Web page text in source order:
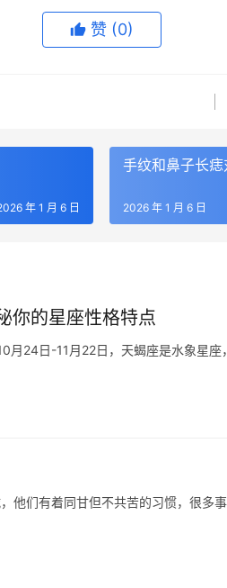
赞 (0)
年 1 月 6 日
手纹和鼻子长痣
2026 年 1 月 6 日
你的星座性格特点
他们有着同甘但不共苦的习惯，很多